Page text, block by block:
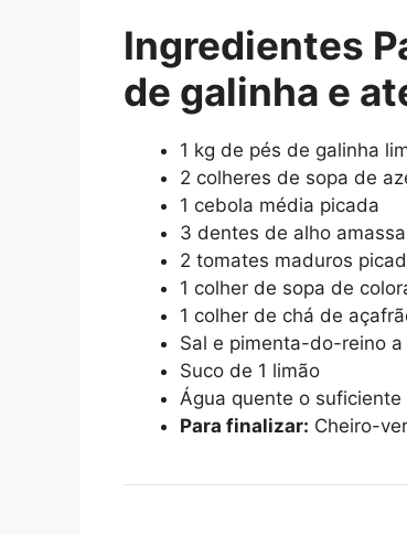
Ingredientes
de galinha e
1 kg de pés de galinha
2 colheres de sopa de
1 cebola média picada
3 dentes de alho
2 tomates maduros
1 colher de sopa de
1 colher de chá de
Sal e pimenta-do-reino
Suco de 1 limão
Água quente o suficiente
Para finalizar: Cheiro-